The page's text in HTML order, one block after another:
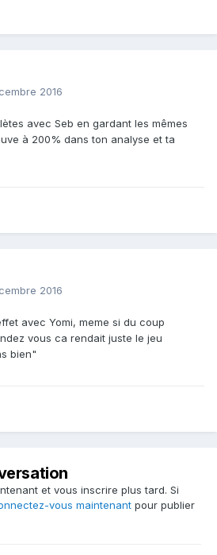
2016
avec Seb en gardant les mêmes
à 200% dans ton analyse et ta
2016
avec Yomi, meme si du coup
vous ca rendait juste le jeu
bien"
et vous inscrire plus tard. Si
vous maintenant pour publier